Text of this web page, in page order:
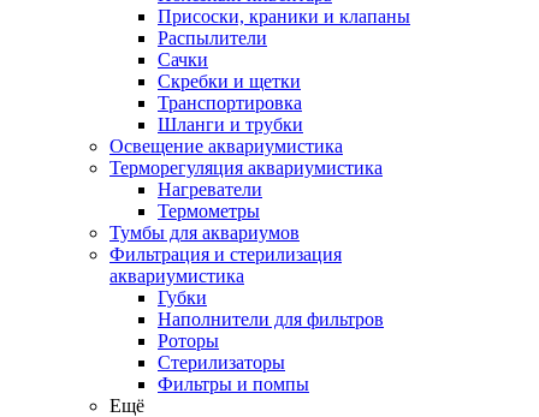
Присоски, краники и клапаны
Распылители
Сачки
Скребки и щетки
Транспортировка
Шланги и трубки
Освещение аквариумистика
Терморегуляция аквариумистика
Нагреватели
Термометры
Тумбы для аквариумов
Фильтрация и стерилизация
аквариумистика
Губки
Наполнители для фильтров
Роторы
Стерилизаторы
Фильтры и помпы
Ещё